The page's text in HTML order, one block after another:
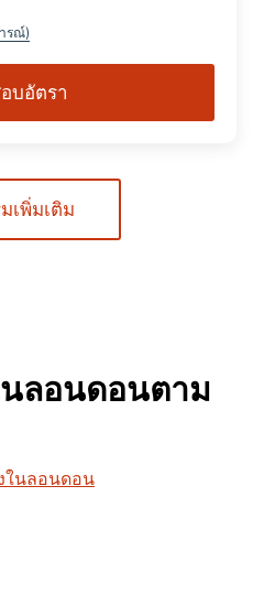
รณ์)
บอัตรา
เพิ่มเติม
นลอนดอนตาม
ในลอนดอน